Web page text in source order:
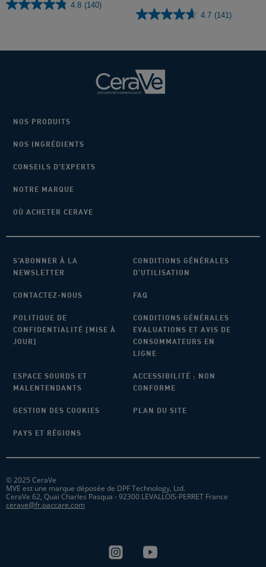
4.8 (140)
4.8
étoiles.
4.7 (141)
4.7
141
avis
NOS PRODUITS
NOS INGRÉDIENTS
CONSEILS D'EXPERTS
NOTRE MARQUE
OÙ ACHETER CERAVE
S’ABONNER À LA
NEWSLETTER
CONDITIONS GÉNÉRALES
D’UTILISATION
CONTACTEZ-NOUS FAQ
POLITIQUE DE
CONFIDENTIALITÉ [MISE À
JOUR]
CONDITIONS GÉNÉRALES
EVALUATIONS ET AVIS DE
CONSOMMATEURS EN
LIGNE
ESPACE SOURDS ET
MALENTENDANTS
ACCESSIBILITÉ : NON
CONFORME
GESTION DES COOKIES PLAN DU SITE
PAYS ET RÉGIONS
© 2025 CeraVe
MVE est une marque déposée de DPF Technology, Ltd.
CeraVe 62, Quai Charles Pasqua - 92300 LEVALLOIS-PERRET France
cerave@fr.oaccare.com